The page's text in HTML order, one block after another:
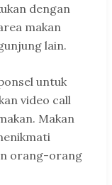
dengan
makan
lain.
untuk
video call
Makan
orang-orang